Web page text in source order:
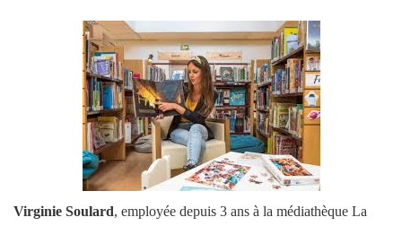
Virginie Soulard, employée depuis 3 ans à la médiathèque La